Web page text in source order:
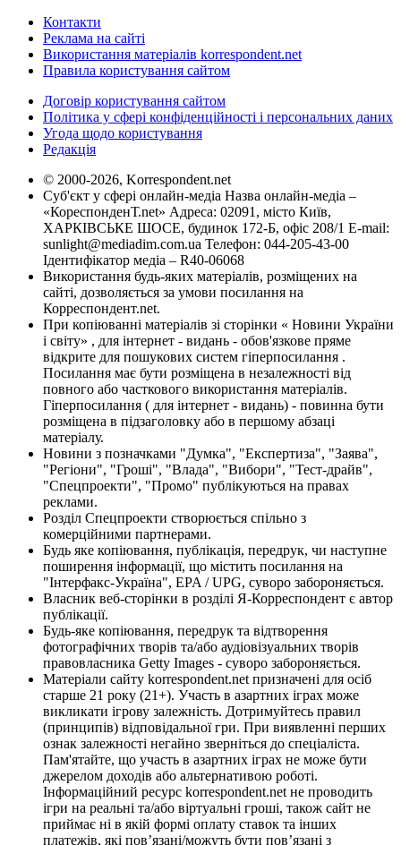
Контакти
Реклама на сайті
Використання матеріалів korrespondent.net
Правила користування сайтом
Договір користування сайтом
Політика у сфері конфіденційності і персональних даних
Угода щодо користування
Редакція
© 2000-2026, Korrespondent.net
Суб'єкт у сфері онлайн-медіа Назва онлайн-медіа –
«КореспонденТ.net» Адреса: 02091, місто Київ,
ХАРКІВСЬКЕ ШОСЕ, будинок 172-Б, офіс 208/1 E-mail:
sunlight@mediadim.com.ua Телефон: 044-205-43-00
Ідентифікатор медіа – R40-06068
Використання будь-яких матеріалів, розміщених на
сайті, дозволяється за умови посилання на
Корреспондент.net.
При копіюванні матеріалів зі сторінки « Новини України
і світу» , для інтернет - видань - обов'язкове пряме
відкрите для пошукових систем гіперпосилання .
Посилання має бути розміщена в незалежності від
повного або часткового використання матеріалів.
Гіперпосилання ( для інтернет - видань) - повинна бути
розміщена в підзаголовку або в першому абзаці
матеріалу.
Новини з позначками "Думка", "Експертиза", "Заява",
"Регіони", "Гроші", "Влада", "Вибори", "Тест-драйв",
"Спецпроекти", "Промо" публікуються на правах
реклами.
Розділ Спецпроекти створюється спільно з
комерційними партнерами.
Будь яке копіювання, публікація, передрук, чи наступне
поширення інформації, що містить посилання на
"Інтерфакс-Україна", EPA / UPG, суворо забороняється.
Власник веб-сторінки в розділі Я-Корреспондент є автор
публікації.
Будь-яке копіювання, передрук та відтворення
фотографічних творів та/або аудіовізуальних творів
правовласника Getty Images - суворо забороняється.
Матеріали сайту korrespondent.net призначені для осіб
старше 21 року (21+). Участь в азартних іграх може
викликати ігрову залежність. Дотримуйтесь правил
(принципів) відповідальної гри. При виявленні перших
ознак залежності негайно зверніться до спеціаліста.
Пам'ятайте, що участь в азартних іграх не може бути
джерелом доходів або альтернативою роботі.
Інформаційний ресурс korrespondent.net не проводить
ігри на реальні та/або віртуальні гроші, також сайт не
приймає ні в якій формі оплату ставок та інших
платежів, які пов’язані/можуть бути пов’язані з